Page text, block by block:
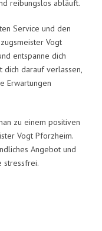
reibungslos abläuft.
Service und den
Vogt
entspanne dich
dich darauf verlassen,
Erwartungen
zu einem positiven
Vogt Pforzheim.
Angebot und
stressfrei.